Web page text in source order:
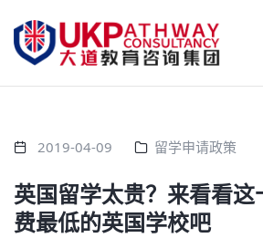
2019-04-09 留学申请政策
英国留学太贵？来看看
费最低的英国学校吧